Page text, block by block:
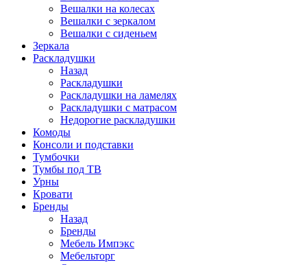
Вешалки на колесах
Вешалки с зеркалом
Вешалки с сиденьем
Зеркала
Раскладушки
Назад
Раскладушки
Раскладушки на ламелях
Раскладушки с матрасом
Недорогие раскладушки
Комоды
Консоли и подставки
Тумбочки
Тумбы под ТВ
Урны
Кровати
Бренды
Назад
Бренды
Мебель Импэкс
Мебельторг